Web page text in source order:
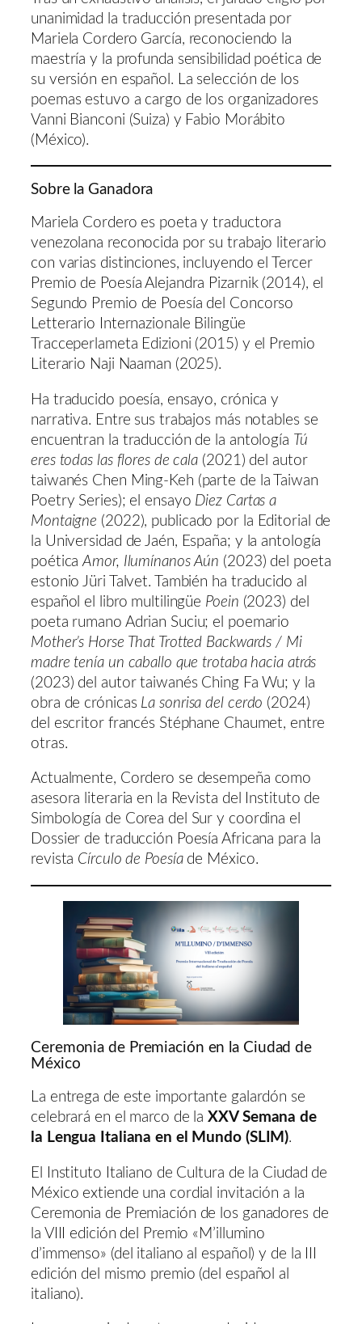
unanimidad la traducción presentada por
Mariela Cordero García, reconociendo la
maestría y la profunda sensibilidad poética de
su versión en español. La selección de los
poemas estuvo a cargo de los organizadores
Vanni Bianconi (Suiza) y Fabio Morábito
(México).
Sobre la Ganadora
Mariela Cordero es poeta y traductora
venezolana reconocida por su trabajo literario
con varias distinciones, incluyendo el Tercer
Premio de Poesía Alejandra Pizarnik (2014), el
Segundo Premio de Poesía del Concorso
Letterario Internazionale Bilingüe
Tracceperlameta Edizioni (2015) y el Premio
Literario Naji Naaman (2025).
Ha traducido poesía, ensayo, crónica y
narrativa. Entre sus trabajos más notables se
encuentran la traducción de la antología Tú
eres todas las flores de cala (2021) del autor
taiwanés Chen Ming-Keh (parte de la Taiwan
Poetry Series); el ensayo Diez Cartas a
Montaigne (2022), publicado por la Editorial de
la Universidad de Jaén, España; y la antología
poéticaAmor, Ilumínanos Aún (2023) del poeta
estonio Jüri Talvet. También ha traducido al
español el libro multilingüe Poein (2023) del
poeta rumano Adrian Suciu; el poemario
Mother’s Horse That Trotted Backwards / Mi
madre tenía un caballo que trotaba hacia atrás
(2023) del autor taiwanés Ching Fa Wu; y la
obra de crónicas La sonrisa del cerdo (2024)
del escritor francés Stéphane Chaumet, entre
otras.
Actualmente, Cordero se desempeña como
asesora literaria en la Revista del Instituto de
Simbología de Corea del Sur y coordina el
Dossier de traducción Poesía Africana para la
revista Círculo de Poesíade México.
Ceremonia de Premiación en la Ciudad de
México
La entrega de este importante galardón se
celebrará en el marco de laXXV Semana de
la Lengua Italiana en el Mundo (SLIM).
El Instituto Italiano de Cultura de la Ciudad de
México extiende una cordial invitación a la
Ceremonia de Premiación de los ganadores de
la VIII edición del Premio «M’illumino
d’immenso» (del italiano al español) y de la III
edición del mismo premio (del español al
italiano).